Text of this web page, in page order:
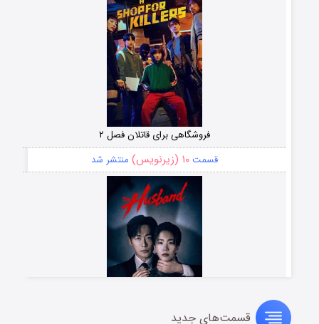
فروشگاهی برای قاتلان فصل ۲
قسمت۱۰ (زیرنویس) منتشر شد
قسمت‌های جدید